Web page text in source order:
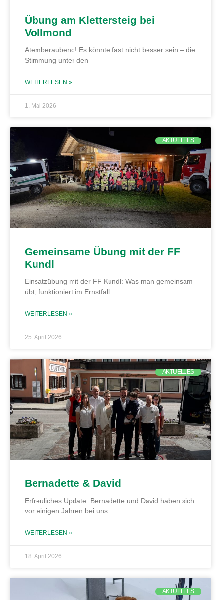
Übung am Klettersteig bei
Vollmond
Atemberaubend! Es könnte fast nicht besser sein – die
Stimmung unter den
WEITERLESEN »
1. Mai 2026
AKTUELLES
Gemeinsame Übung mit der FF
Kundl
Einsatzübung mit der FF Kundl: Was man gemeinsam
übt, funktioniert im Ernstfall
WEITERLESEN »
25. April 2026
AKTUELLES
Bernadette & David
Erfreuliches Update: Bernadette und David haben sich
vor einigen Jahren bei uns
WEITERLESEN »
18. April 2026
AKTUELLES